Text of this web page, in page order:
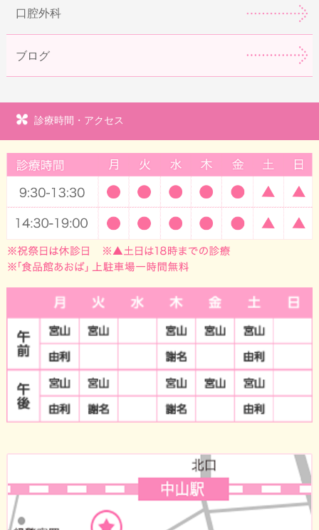
口腔外科
ブログ
診療時間・アクセス